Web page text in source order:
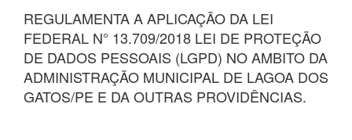
REGULAMENTA A APLICAÇÃO DA LEI
FEDERAL N° 13.709/2018 LEI DE PROTEÇÃO
DE DADOS PESSOAIS (LGPD) NO AMBITO DA
ADMINISTRAÇÃO MUNICIPAL DE LAGOA DOS
GATOS/PE E DA OUTRAS PROVIDÊNCIAS.